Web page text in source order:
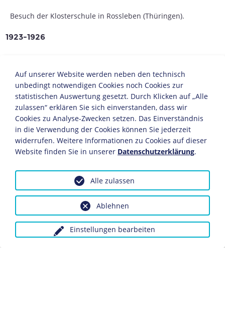
Besuch der Klosterschule in Rossleben (Thüringen).
1923-1926
Der schlagenden Verbindung gehörte auch der
ehemalige Kronprinz Wilhelm von Hohenzollern an. Es
gehört zur Traditon des Corps, dass der jährlich neu
gewählte Corpsvorsitzende sich noch immer dem im Exil
lebenden ExkaiserWilhelm II.vorstellt.
1926/27
Referendarsexamen und Promotion an der Breslauer
1927-1930
Tätigkeit als Referendar bei Gerichten in Berlin und in
Schlesien.
1930
Auf unserer Website werden neben den technisch
unbedingt notwendigen Cookies noch Cookies zur
statistischen Auswertung gesetzt. Durch Klicken auf „Alle
zulassen“ erklären Sie sich einverstanden, dass wir
Cookies zu Analyse-Zwecken setzen. Das Einverständnis
in die Verwendung der Cookies können Sie jederzeit
widerrufen. Weitere Informationen zu Cookies auf dieser
Website finden Sie in unserer Datenschutzerklärung.
Einstellungen bearbeiten
Ablehnen
Alle zulassen